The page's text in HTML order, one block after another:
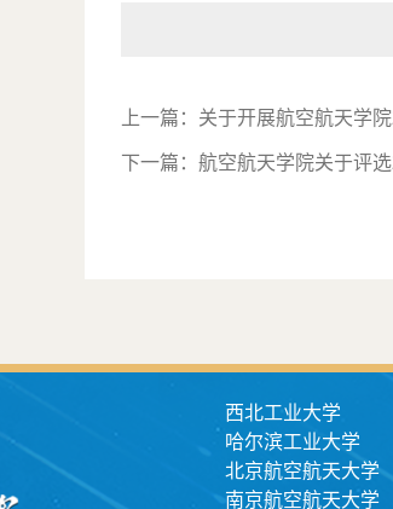
上一篇： 关于开展航空航天学
下一篇： 航空航天学院关于评
西北工业大学
哈尔滨工业大学
北京航空航天大学
南京航空航天大学